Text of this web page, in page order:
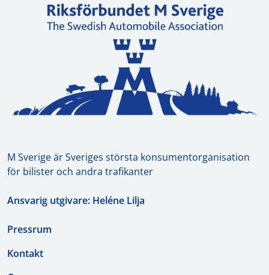
M Sverige är Sveriges största konsumentorganisation
för bilister och andra trafikanter
Ansvarig utgivare: Heléne Lilja
Pressrum
Kontakt